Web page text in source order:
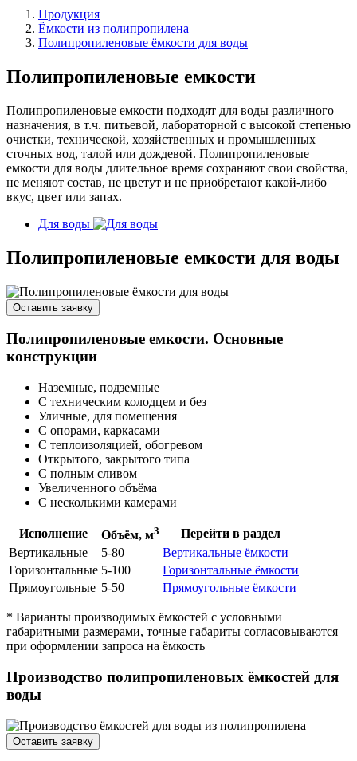
Продукция
Ёмкости из полипропилена
Полипропиленовые ёмкости для воды
Полипропиленовые емкости
Полипропиленовые емкости подходят для воды различного
назначения, в т.ч. питьевой, лабораторной с высокой степенью
очистки, технической, хозяйственных и промышленных
сточных вод, талой или дождевой. Полипропиленовые
емкости для воды длительное время сохраняют свои свойства,
не меняют состав, не цветут и не приобретают какой-либо
вкус, цвет или запах.
Для воды
Полипропиленовые емкости для воды
Оставить заявку
Полипропиленовые емкости. Основные
конструкции
Наземные, подземные
С техническим колодцем и без
Уличные, для помещения
С опорами, каркасами
С теплоизоляцией, обогревом
Открытого, закрытого типа
С полным сливом
Увеличенного объёма
С несколькими камерами
Исполнение Объём, м3
Перейти в раздел
Вертикальные
5-80
Вертикальные ёмкости
Горизонтальные 5-100
Горизонтальные ёмкости
Прямоугольные 5-50 Прямоугольные ёмкости
* Варианты производимых ёмкостей с условными
габаритными размерами, точные габариты согласовываются
при оформлении запроса на ёмкость
Производство полипропиленовых ёмкостей для
воды
Оставить заявку